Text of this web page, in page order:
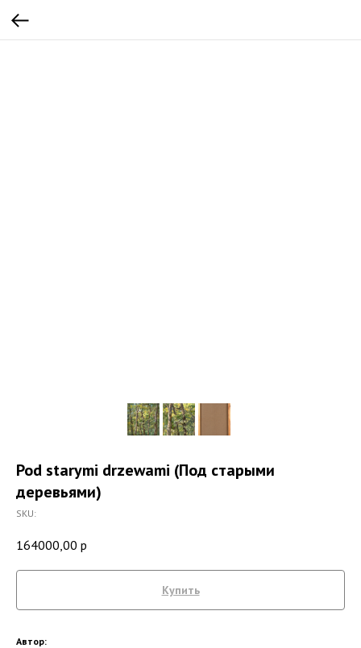
Pod starymi drzewami (Под старыми
деревьями)
SKU:
164000,00 р
Купить
Автор: